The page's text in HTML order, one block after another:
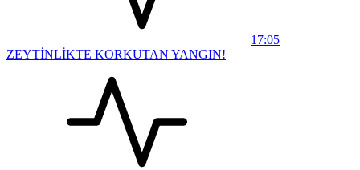
17:05
ZEYTİNLİKTE KORKUTAN YANGIN!